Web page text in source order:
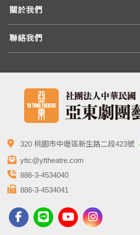
關於我們
聯絡我們
320 桃園市中壢區新生路二段423號
yttc@yttheatre.com
886-3-4534040
886-3-4534041